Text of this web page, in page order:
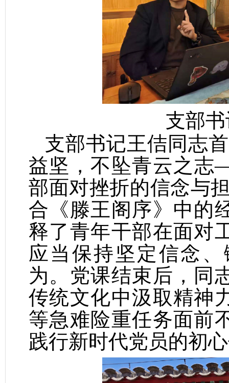
支部
支部书记王佶同志
益坚，不坠青云之
部面对挫折的信念与
合《滕王阁序》中的
释了青年干部在面对
应当保持坚定信念
为。党课结束后，同
传统文化中汲取精神
等急难险重任务面前
践行新时代党员的初